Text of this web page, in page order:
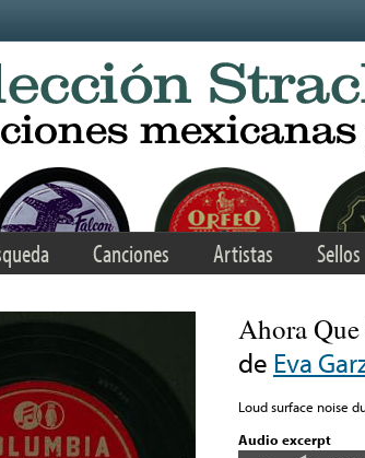
Canciones Artistas Sellos
Ahora
de Eva
Loud surface noise
Audio excerpt